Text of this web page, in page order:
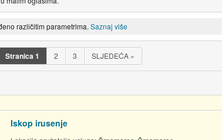
različitim parametrima. Saznaj više
Stranica1 2 3 SLJEDEĆA »
Iskop irusenje